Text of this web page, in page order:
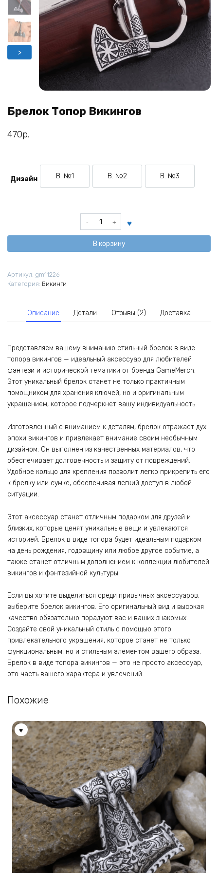
>
Брелок Топор Викингов
470р.
Дизайн В. №1
Вариант №1
В. №2
Вариант №2
В. №3
Вариант №3
Количество
товара
Брелок
Топор
В корзину
Артикул: gm11226
Категория: Викинги
Описание Детали Отзывы (2) Доставка
Представляем вашему вниманию стильный брелок в виде
топора викингов — идеальный аксессуар для любителей
фэнтези и исторической тематики от бренда GameMerch.
Этот уникальный брелок станет не только практичным
помощником для хранения ключей, но и оригинальным
украшением, которое подчеркнет вашу индивидуальность.
Изготовленный с вниманием к деталям, брелок отражает дух
эпохи викингов и привлекает внимание своим необычным
дизайном. Он выполнен из качественных материалов, что
обеспечивает долговечность и защиту от повреждений.
Удобное кольцо для крепления позволит легко прикрепить его
к брелку или сумке, обеспечивая легкий доступ в любой
ситуации.
Этот аксессуар станет отличным подарком для друзей и
близких, которые ценят уникальные вещи и увлекаются
историей. Брелок в виде топора будет идеальным подарком
на день рождения, годовщину или любое другое событие, а
также станет отличным дополнением к коллекции любителей
викингов и фэнтезийной культуры.
Если вы хотите выделиться среди привычных аксессуаров,
выберите брелок викингов. Его оригинальный вид и высокая
качество обязательно порадуют вас и ваших знакомых.
Создайте свой уникальный стиль с помощью этого
привлекательного украшения, которое станет не только
функциональным, но и стильным элементом вашего образа.
Брелок в виде топора викингов — это не просто аксессуар,
это часть вашего характера и увлечений.
Похожие